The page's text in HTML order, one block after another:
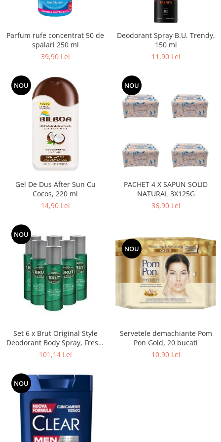
Adeziv dentar si ingrijire proteza
Tampoane si absorbante
Geluri si deodorante igiena intima
Produse manichiura & pedichiura
Oja si lac de unghii
Accesorii manichiura & pedichiura
Scutece adulti
Seturi cadou
Parfum rufe concentrat 50 de
spalari 250 ml
39,90 Lei
Deodorant Spray B.U. Trendy,
150 ml
11,90 Lei
NOU
Gel De Dus After Sun Cu
Cocos, 220 ml
14,90 Lei
NOU
PACHET 4 X SAPUN SOLID
NATURAL 3X125G
36,90 Lei
NOU
Set 6 x Brut Original Style
Deodorant Body Spray, Fresh,
Verde 200 ml
101,14 Lei
NOU
Servetele demachiante Pom
Pon Gold, 20 bucati
10,90 Lei
NOU